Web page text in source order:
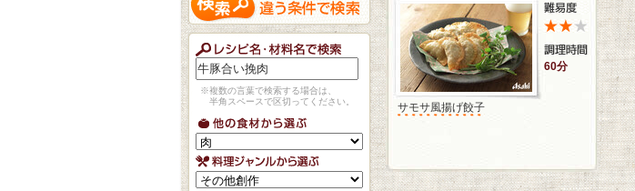
※複数の言葉で検索する場合は、
半角スペースで区切ってください。
60分
サモサ風揚げ餃子